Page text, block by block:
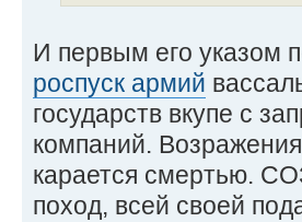
И первым его указом
роспуск армий
государств вкупе с
компаний.
карается смертью.
поход, всей своей